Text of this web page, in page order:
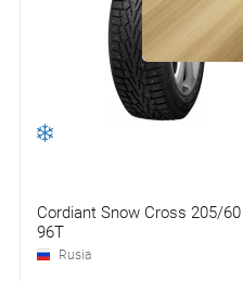
Cordiant Snow Cross 205/
96T
Rusia